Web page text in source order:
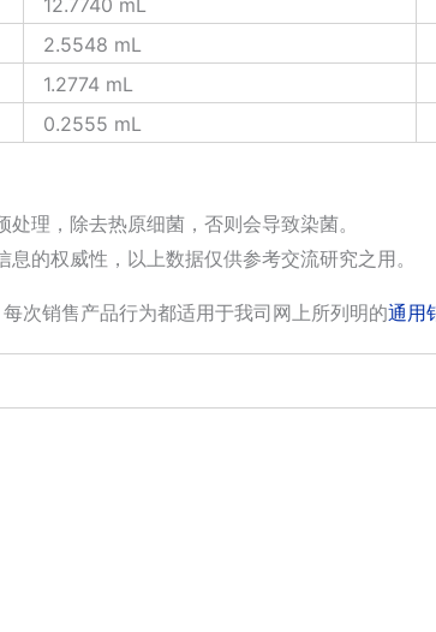
12.7740 mL
2.5548 mL
1.2774 mL
0.2555 mL
理，除去热原细菌，否则会导致染菌。
的权威性，以上数据仅供参考交流研究之用。
次销售产品行为都适用于我司网上所列明的通用